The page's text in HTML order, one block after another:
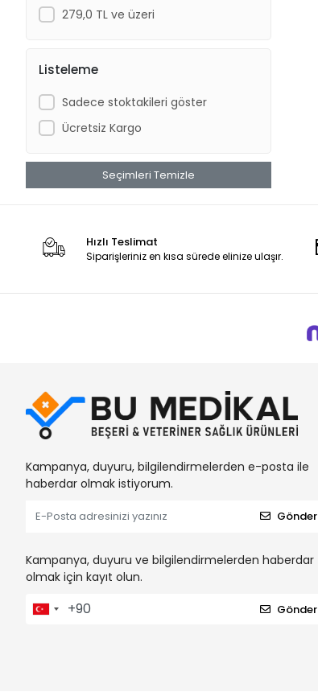
Bastos Viegas
Berha
Betaplast
Betasan
Biorad
Bıçakcılar
Bu-Med
Bustark
Cansın
Ceren
Clivex
Covidien
279,0 TL ve üzeri
Listeleme
Sadece stoktakileri göster
Ücretsiz Kargo
Seçimleri Temizle
Hızlı Teslimat
Siparişleriniz en kısa sürede elinize ulaşır.
Kampanya, duyuru, bilgilendirmelerden e-posta ile
haberdar olmak istiyorum.
Gönder
Kampanya, duyuru ve bilgilendirmelerden haberdar
olmak için kayıt olun.
Gönder